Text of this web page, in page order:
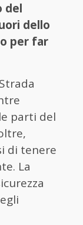
del
dello
per far
parti del
di tenere
La